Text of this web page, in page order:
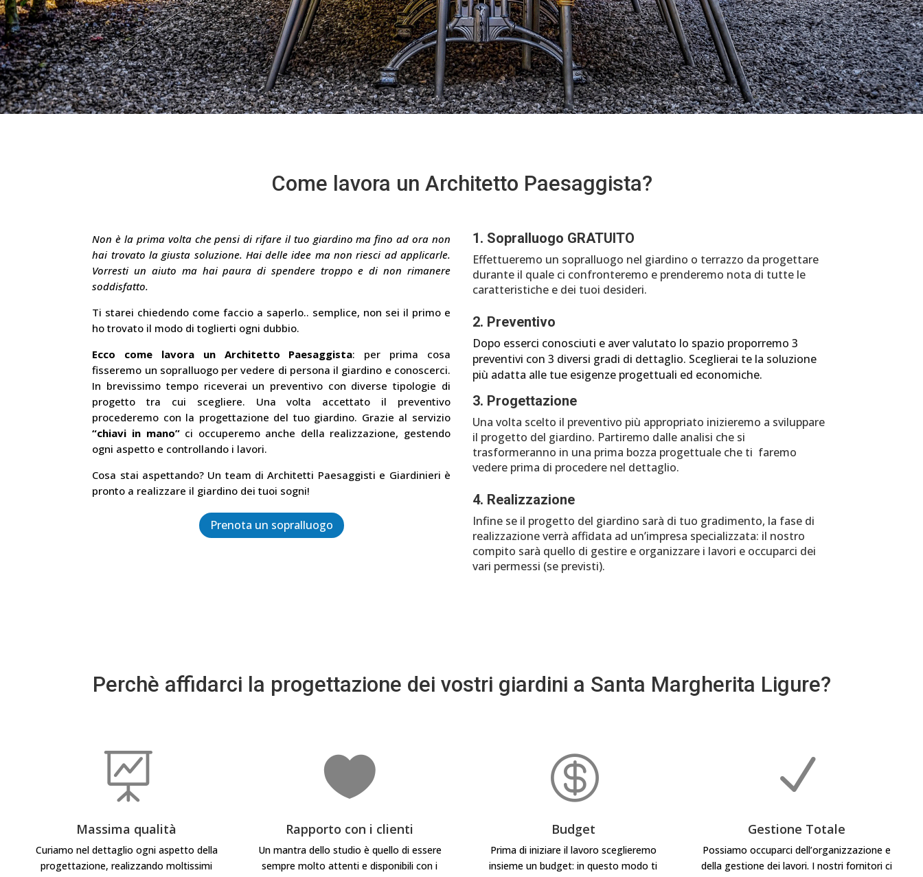
Come lavora un Architetto Paesaggista?
Non è la prima volta che pensi di rifare il tuo giardino ma fino ad ora non
hai trovato la giusta soluzione. Hai delle idee ma non riesci ad applicarle.
Vorresti un aiuto ma hai paura di spendere troppo e di non rimanere
soddisfatto.
Ti starei chiedendo come faccio a saperlo.. semplice, non sei il primo e
ho trovato il modo di toglierti ogni dubbio.
Ecco come lavora un Architetto Paesaggista: per prima cosa
fisseremo un sopralluogo per vedere di persona il giardino e conoscerci.
In brevissimo tempo riceverai un preventivo con diverse tipologie di
progetto tra cui scegliere. Una volta accettato il preventivo
procederemo con la progettazione del tuo giardino. Grazie al servizio
“chiavi in mano”ci occuperemo anche della realizzazione, gestendo
ogni aspetto e controllando i lavori.
Cosa stai aspettando? Un team di Architetti Paesaggisti e Giardinieri è
pronto a realizzare il giardino dei tuoi sogni!
Prenota un sopralluogo
1. Sopralluogo GRATUITO
Effettueremo un sopralluogo nel giardino o terrazzo da progettare
durante il quale ci confronteremo e prenderemo nota di tutte le
caratteristiche e dei tuoi desideri.
2. Preventivo
Dopo esserci conosciuti e aver valutato lo spazio proporremo 3
preventivi con 3 diversi gradi di dettaglio. Sceglierai te la soluzione
più adatta alle tue esigenze progettuali ed economiche.
3. Progettazione
Una volta scelto il preventivo più appropriato inizieremo a sviluppare
il progetto del giardino. Partiremo dalle analisi che si
trasformeranno in una prima bozza progettuale che ti faremo
vedere prima di procedere nel dettaglio.
4. Realizzazione
Infine se il progetto del giardino sarà di tuo gradimento, la fase di
realizzazione verrà affidata ad un’impresa specializzata: il nostro
compito sarà quello di gestire e organizzare i lavori e occuparci dei
vari permessi (se previsti).
Perchè affidarci la progettazione dei vostri giardini a Santa Margherita Ligure?

Massima qualità
Curiamo nel dettaglio ogni aspetto della
progettazione, realizzando moltissimi

Rapporto con i clienti
Un mantra dello studio è quello di essere
sempre molto attenti e disponibili con i

Budget
Prima di iniziare il lavoro sceglieremo
insieme un budget: in questo modo ti
N
Gestione Totale
Possiamo occuparci dell’organizzazione e
della gestione dei lavori. I nostri fornitori ci